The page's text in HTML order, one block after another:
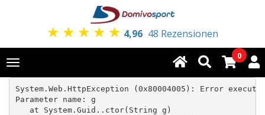
★ ★ ★ ★ ★ 4,96 48 Rezensionen
Toggle
navigation
0
System.Web.HttpException (0x80004005): Error
Parameter name: g
   at System.Guid..ctor(String g)